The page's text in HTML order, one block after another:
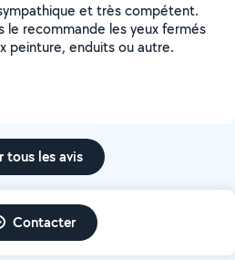
et très compétent.
le recommande les yeux fermés
peinture, enduits ou autre.
tous les avis
Contacter